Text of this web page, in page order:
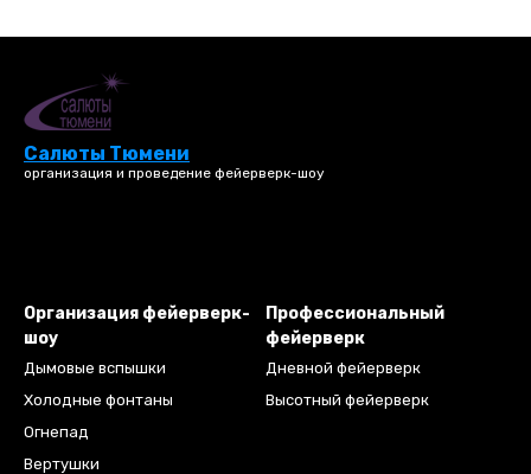
Салюты Тюмени
организация и проведение фейерверк-шоу
Организация фейерверк-
шоу
Дымовые вспышки
Холодные фонтаны
Огнепад
Вертушки
Профессиональный
фейерверк
Дневной фейерверк
Высотный фейерверк